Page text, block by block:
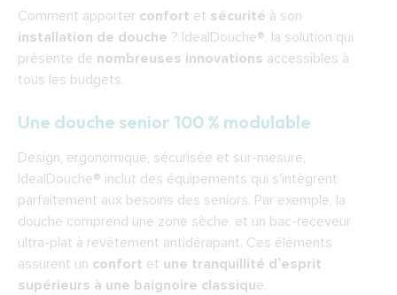
accessoirisée
IdealDouche® : une douche senior 100 %
personnalisable à prix abordable
1 journée
Indépendance Royale
Comment apporter confort et sécurité à son
installation de douche ? IdealDouche®, la solution qui
présente de nombreuses innovations accessibles à
tous les budgets.
Une douche senior 100 % modulable
Design, ergonomique, sécurisée et sur-mesure,
IdealDouche® inclut des équipements qui s'intègrent
parfaitement aux besoins des seniors. Par exemple, la
douche comprend une zone sèche, et un bac-receveur
ultra-plat à revêtement antidérapant. Ces éléments
assurent un confort et une tranquillité d’esprit
supérieurs à une baignoire classique.